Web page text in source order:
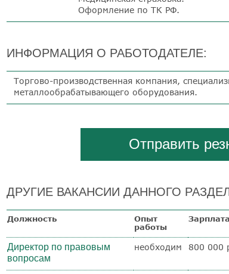
Оформление по ТК РФ.
ИНФОРМАЦИЯ О РАБОТОДАТЕЛЕ:
Торгово-производственная компания,
металлообрабатывающего оборудования.
Отправить
ДРУГИЕ ВАКАНСИИ ДАННОГО
Должность
Опыт
работы
Зарплата
Директор по правовым
вопросам
необходим 800 000